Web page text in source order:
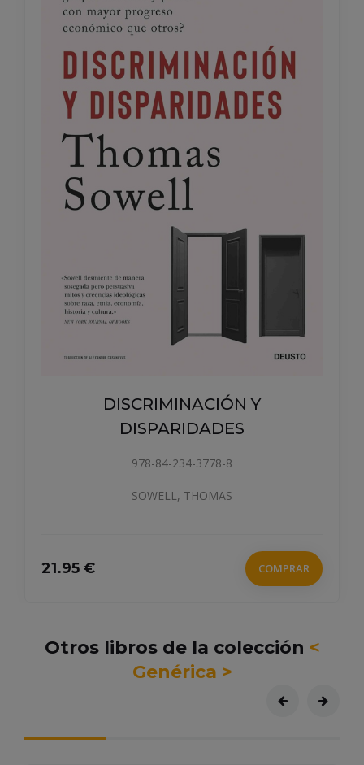
DISCRIMINACIÓN Y
DISPARIDADES
978-84-234-3778-8
SOWELL, THOMAS
21.95 € COMPRAR
Otros libros de la colección <
Genérica >